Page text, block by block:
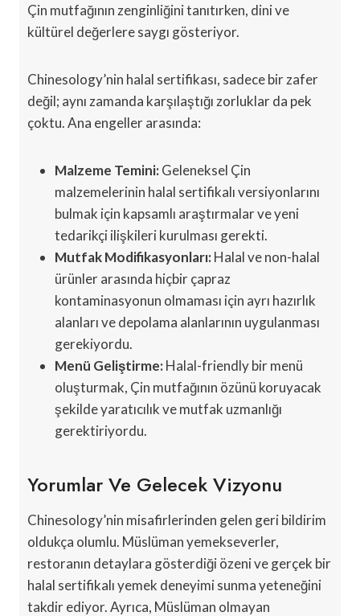
Çin mutfağının zenginliğini tanıtırken, dini ve
kültürel değerlere saygı gösteriyor.
Chinesology’nin halal sertifikası, sadece bir zafer
değil; aynı zamanda karşılaştığı zorluklar da pek
çoktu. Ana engeller arasında:
Malzeme Temini:Geleneksel Çin
malzemelerinin halal sertifikalı versiyonlarını
bulmak için kapsamlı araştırmalar ve yeni
tedarikçi ilişkileri kurulması gerekti.
Mutfak Modifikasyonları:Halal ve non-halal
ürünler arasında hiçbir çapraz
kontaminasyonun olmaması için ayrı hazırlık
alanları ve depolama alanlarının uygulanması
gerekiyordu.
Menü Geliştirme:Halal-friendly bir menü
oluşturmak, Çin mutfağının özünü koruyacak
şekilde yaratıcılık ve mutfak uzmanlığı
gerektiriyordu.
Yorumlar Ve Gelecek Vizyonu
Chinesology’nin misafirlerinden gelen geri bildirim
oldukça olumlu. Müslüman yemekseverler,
restoranın detaylara gösterdiği özeni ve gerçek bir
halal sertifikalı yemek deneyimi sunma yeteneğini
takdir ediyor. Ayrıca, Müslüman olmayan